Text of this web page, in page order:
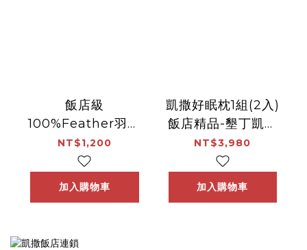
飯店級
100%Feather羽絨
枕 台灣製造 -台東
趣淘漫旅
NT$1,200
加入購物車
凱撒好眠枕1組(2入)
飯店精品-墾丁凱撒
精品中心
NT$3,980
加入購物車